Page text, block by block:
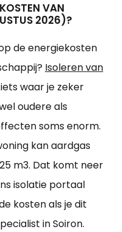
VAN
2026)?
de energiekosten
Isoleren van
waar je zeker
oudere als
soms enorm.
kan aardgas
m3. Dat komt neer
isolatie portaal
kosten als je dit
in Soiron.